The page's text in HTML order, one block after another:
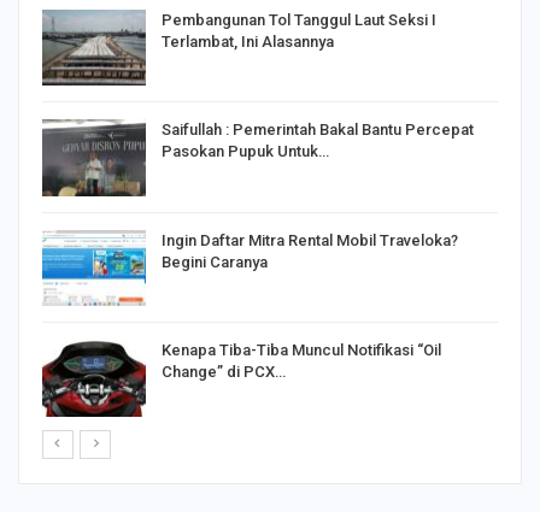
Pembangunan Tol Tanggul Laut Seksi I
Terlambat, Ini Alasannya
Saifullah : Pemerintah Bakal Bantu Percepat
Pasokan Pupuk Untuk…
Ingin Daftar Mitra Rental Mobil Traveloka?
Begini Caranya
Kenapa Tiba-Tiba Muncul Notifikasi “Oil
Change” di PCX…